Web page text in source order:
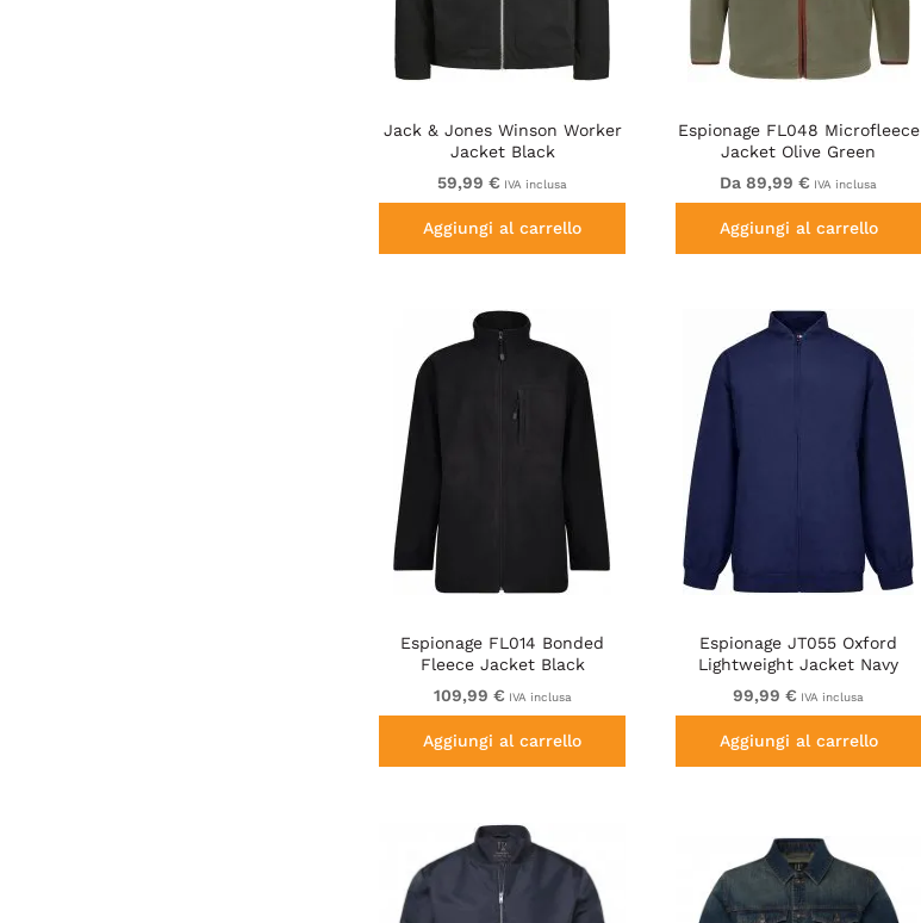
Jack & Jones Winson Worker
Jacket Black
59,99 € IVA inclusa
Aggiungi al carrello
Espionage FL048 Microfleece
Jacket Olive Green
Da 89,99 € IVA inclusa
Aggiungi al carrello
Espionage FL014 Bonded
Fleece Jacket Black
109,99 € IVA inclusa
Aggiungi al carrello
Espionage JT055 Oxford
Lightweight Jacket Navy
99,99 € IVA inclusa
Aggiungi al carrello